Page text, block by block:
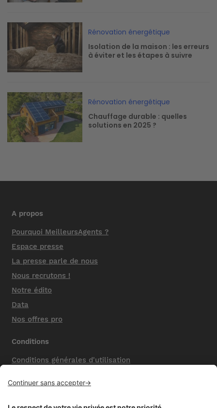
Image
Rénovation énergétique
Isolation de la maison : les erreurs
à éviter et les étapes à suivre
Image
Rénovation énergétique
Chauffage durable : quelles
solutions en 2025 ?
A propos
Pourquoi MeilleursAgents ?
Espace presse
La presse parle de nous
Nous recrutons !
Notre édito
Data
Nos offres pro
Conditions
Conditions générales d'utilisation
Nos honoraires de vente
Politique de confidentialité